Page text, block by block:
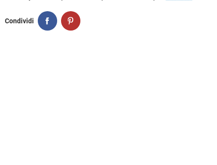
Condividi